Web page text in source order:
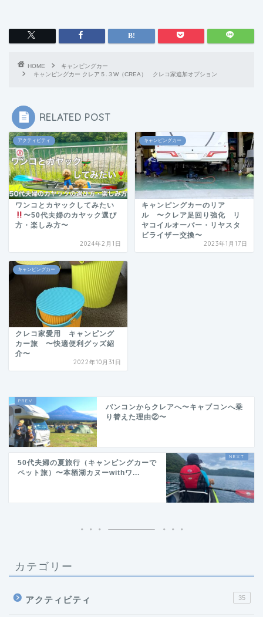
HOME
キャンピングカー
キャンピングカー クレア５.３W（CREA） クレコ家追加オプション
RELATED POST
アクティビティ
ワンコとカヤックしてみたい
〜50代夫婦のカヤック選び
方・楽しみ方〜
2024年2月1日
キャンピングカー
キャンピングカーのリア
ル 〜クレア足回り強化 リ
ヤコイルオーバー・リヤスタ
ビライザー交換〜
2023年1月17日
キャンピングカー
クレコ家愛用 キャンピング
カー旅 〜快適便利グッズ紹
介〜
2022年10月31日
バンコンからクレアへ〜キャブコンへ乗
り替えた理由②〜
50代夫婦の夏旅行（キャンピングカーで
ペット旅）〜本栖湖カヌーwithワ...
カテゴリー
アクティビティ 35